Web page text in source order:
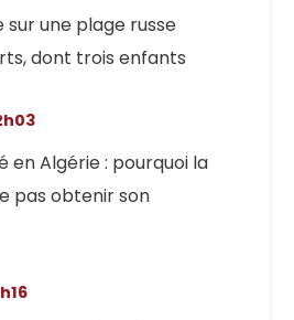
sur une plage russe
dont trois enfants
en Algérie : pourquoi la
pas obtenir son